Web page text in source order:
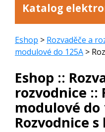
Katalog
Eshop > Rozvaděče a
modulové do 125A >
Eshop ::
rozvodnice ::
modulové do
Rozvodnice